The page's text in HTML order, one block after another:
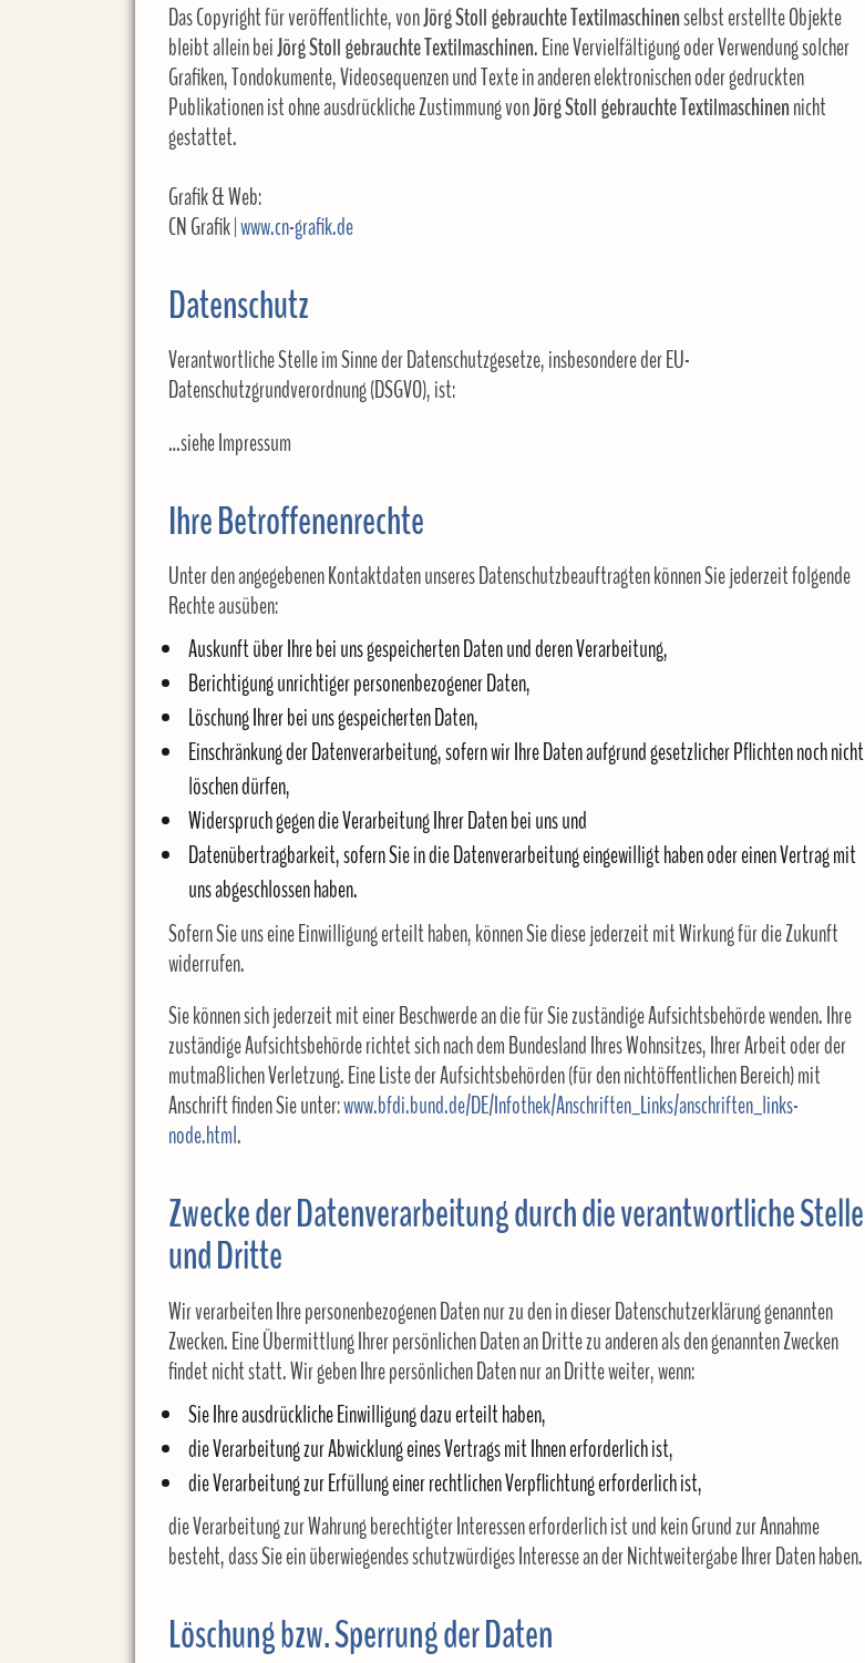
Das Copyright für veröffentlichte, vonJörg Stoll gebrauchte Textilmaschinenselbst erstellte Objekte
bleibt allein beiJörg Stoll gebrauchte Textilmaschinen. Eine Vervielfältigung oder Verwendung solcher
Grafiken, Tondokumente, Videosequenzen und Texte in anderen elektronischen oder gedruckten
Publikationen ist ohne ausdrückliche Zustimmung vonJörg Stoll gebrauchte Textilmaschinennicht
gestattet.
Grafik & Web:
CN Grafik |www.cn-grafik.de
Datenschutz
Verantwortliche Stelle im Sinne der Datenschutzgesetze, insbesondere der EU-
Datenschutzgrundverordnung (DSGVO), ist:
…siehe Impressum
Ihre Betroffenenrechte
Unter den angegebenen Kontaktdaten unseres Datenschutzbeauftragten können Sie jederzeit folgende
Rechte ausüben:
Auskunft über Ihre bei uns gespeicherten Daten und deren Verarbeitung,
Berichtigung unrichtiger personenbezogener Daten,
Löschung Ihrer bei uns gespeicherten Daten,
Einschränkung der Datenverarbeitung, sofern wir Ihre Daten aufgrund gesetzlicher Pflichten noch nicht
löschen dürfen,
Widerspruch gegen die Verarbeitung Ihrer Daten bei uns und
Datenübertragbarkeit, sofern Sie in die Datenverarbeitung eingewilligt haben oder einen Vertrag mit
uns abgeschlossen haben.
Sofern Sie uns eine Einwilligung erteilt haben, können Sie diese jederzeit mit Wirkung für die Zukunft
widerrufen.
Sie können sich jederzeit mit einer Beschwerde an die für Sie zuständige Aufsichtsbehörde wenden. Ihre
zuständige Aufsichtsbehörde richtet sich nach dem Bundesland Ihres Wohnsitzes, Ihrer Arbeit oder der
mutmaßlichen Verletzung. Eine Liste der Aufsichtsbehörden (für den nichtöffentlichen Bereich) mit
Anschrift finden Sie unter:www.bfdi.bund.de/DE/Infothek/Anschriften_Links/anschriften_links-
node.html.
Zwecke der Datenverarbeitung durch die verantwortliche Stelle
und Dritte
Wir verarbeiten Ihre personenbezogenen Daten nur zu den in dieser Datenschutzerklärung genannten
Zwecken. Eine Übermittlung Ihrer persönlichen Daten an Dritte zu anderen als den genannten Zwecken
findet nicht statt. Wir geben Ihre persönlichen Daten nur an Dritte weiter, wenn:
Sie Ihre ausdrückliche Einwilligung dazu erteilt haben,
die Verarbeitung zur Abwicklung eines Vertrags mit Ihnen erforderlich ist,
die Verarbeitung zur Erfüllung einer rechtlichen Verpflichtung erforderlich ist,
die Verarbeitung zur Wahrung berechtigter Interessen erforderlich ist und kein Grund zur Annahme
besteht, dass Sie ein überwiegendes schutzwürdiges Interesse an der Nichtweitergabe Ihrer Daten haben.
Löschung bzw. Sperrung der Daten